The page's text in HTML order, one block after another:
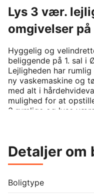
Lys 3 vær.
omgivelser
Hyggelig og
beliggende på 1. sal i
Lejligheden har
ny vaskemaskine og
med alt i
mulighed for at
3 rumlige og lyse
ejendommen.
Lejlighed har nyere
Detaljer om
Boligtype